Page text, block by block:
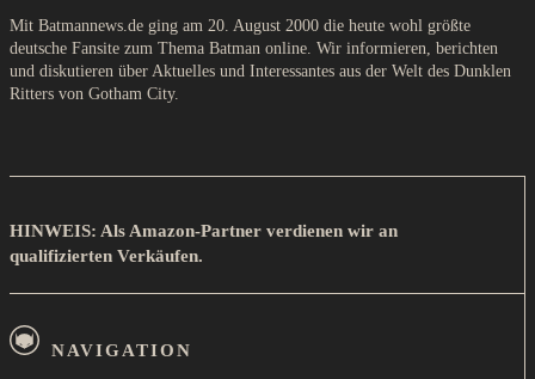
Mit Batmannews.de ging am 20. August 2000 die heute wohl größte
deutsche Fansite zum Thema Batman online. Wir informieren, berichten
und diskutieren über Aktuelles und Interessantes aus der Welt des Dunklen
Ritters von Gotham City.
HINWEIS: Als Amazon-Partner verdienen wir an
qualifizierten Verkäufen.
NAVIGATION